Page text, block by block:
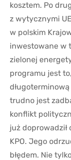
kosztem. Po
z wytycznymi
w polskim
inwestowane w
zielonej
programu jest
trudno jest
konflikt
już
KPO. Jego
błędem. Nie